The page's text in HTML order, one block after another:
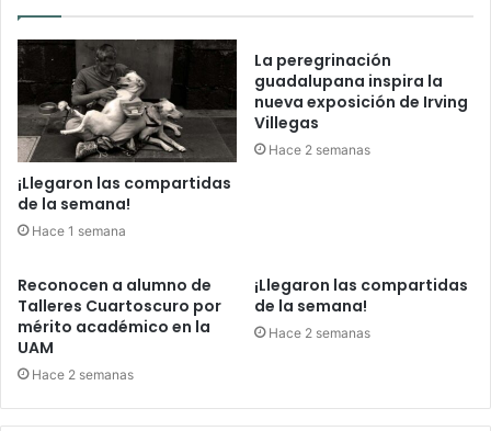
¡Llegaron las compartidas
de la semana!
Hace 1 semana
La peregrinación
guadalupana inspira la
nueva exposición de Irving
Villegas
Hace 2 semanas
Reconocen a alumno de
Talleres Cuartoscuro por
mérito académico en la
UAM
Hace 2 semanas
¡Llegaron las compartidas
de la semana!
Hace 2 semanas